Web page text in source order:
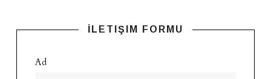
İLETIŞIM FORMU
Ad